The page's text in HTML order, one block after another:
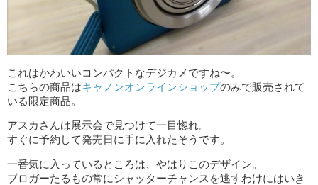
これはかわいいコンパクトなデジカメですね〜。
こちらの商品はキャノンオンラインショップのみで販売されて
いる限定商品。
アスカさんは展示会で見つけて一目惚れ。
すぐに予約して発売日に手に入れたそうです。
一番気に入っているところは、やはりこのデザイン。
ブロガーたるもの常にシャッターチャンスを逃すわけにはいき